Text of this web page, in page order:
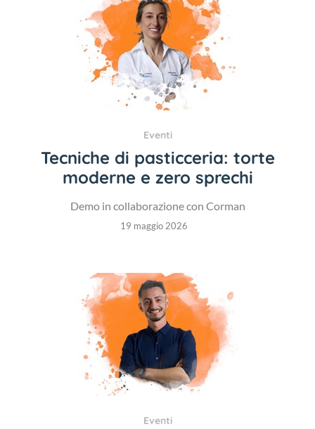
Eventi
Tecniche di pasticceria: torte
moderne e zero sprechi
Demo in collaborazione con Corman
19 maggio 2026
Eventi